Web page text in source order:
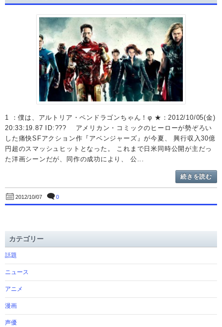
1 ：僕は、アルトリア・ペンドラゴンちゃん！φ ★：2012/10/05(金)
20:33:19.87 ID:??? アメリカン・コミックのヒーローが勢ぞろい
した痛快SFアクション作『アベンジャーズ』が今夏、 興行収入30億
円超のスマッシュヒットとなった。 これまで日米同時公開が主だっ
た洋画シーンだが、同作の成功により、 公...
続きを読む
2012/10/07 0
カテゴリー
話題
ニュース
アニメ
漫画
声優